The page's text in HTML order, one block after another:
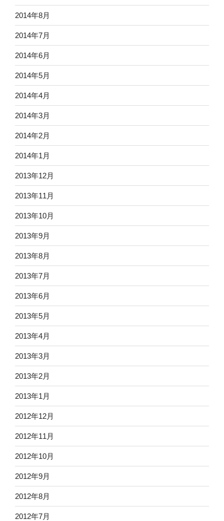
2014年8月
2014年7月
2014年6月
2014年5月
2014年4月
2014年3月
2014年2月
2014年1月
2013年12月
2013年11月
2013年10月
2013年9月
2013年8月
2013年7月
2013年6月
2013年5月
2013年4月
2013年3月
2013年2月
2013年1月
2012年12月
2012年11月
2012年10月
2012年9月
2012年8月
2012年7月